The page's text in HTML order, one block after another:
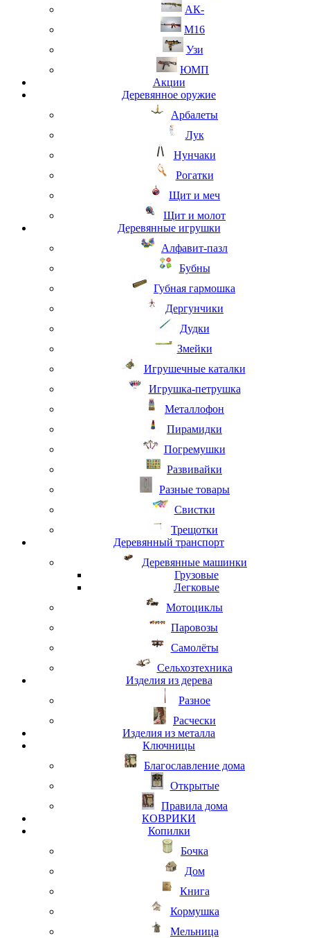
АК-
М16
Узи
ЮМП
Акции
Деревянное оружие
Арбалеты
Лук
Нунчаки
Рогатки
Щит и меч
Щит и молот
Деревянные игрушки
Алфавит-пазл
Бубны
Губная гармошка
Дергунчики
Дудки
Змейки
Игрушечные каталки
Игрушка-петрушка
Металлофон
Пирамидки
Погремушки
Развивайки
Разные товары
Свистки
Трещотки
Деревянный транспорт
Деревянные машинки
Грузовые
Легковые
Мотоциклы
Паровозы
Самолёты
Сельхозтехника
Изделия из дерева
Разное
Расчески
Изделия из металла
Ключницы
Благославление дома
Открытые
Правила дома
КОВРИКИ
Копилки
Бочка
Дом
Книга
Кормушка
Мельница